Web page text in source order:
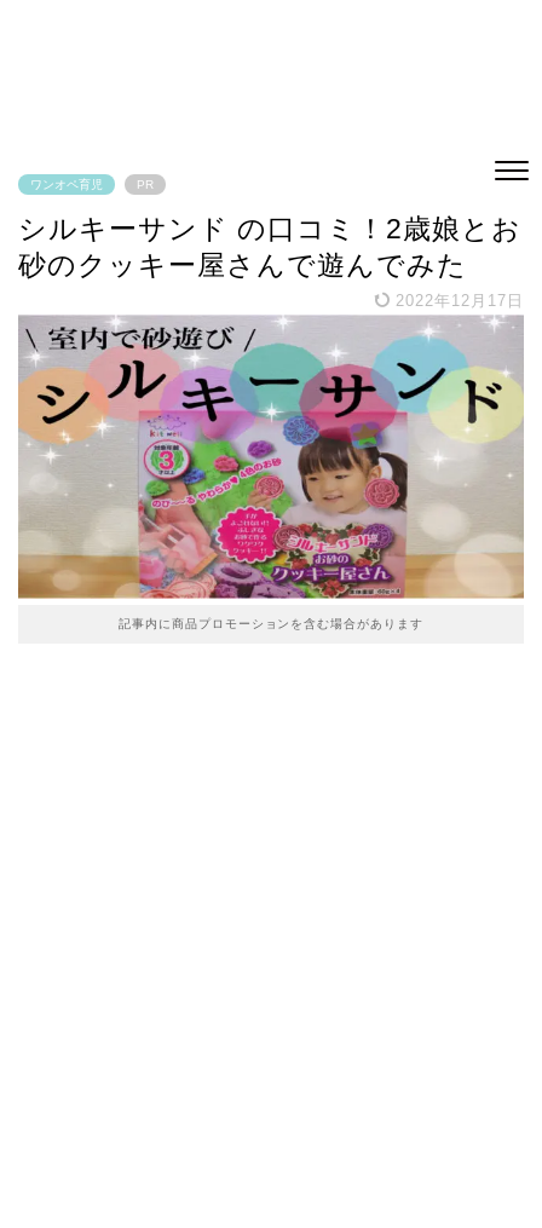
ワンオペ育児 PR
シルキーサンド の口コミ！2歳娘とお
砂のクッキー屋さんで遊んでみた
2022年12月17日
記事内に商品プロモーションを含む場合があります